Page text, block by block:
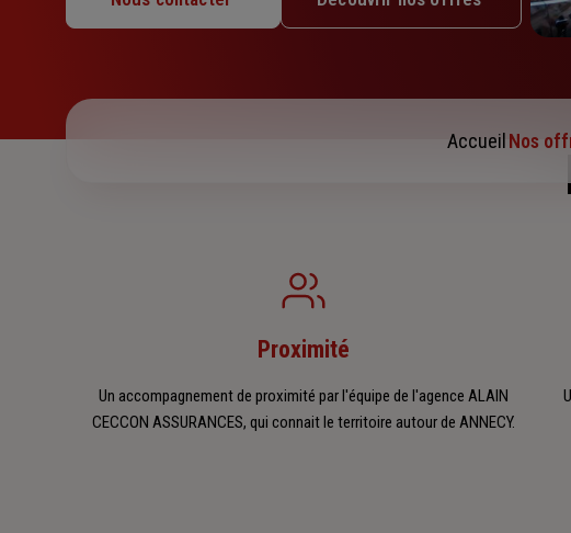
Mercredi : 09h – 12h30 / 14h – 17h30
Jeudi : 09h – 12h / 14h – 17h30
Accueil Nos
Proximité
Un accompagnement de proximité par l'équipe de l'agence ALAIN
CECCON ASSURANCES, qui connait le territoire autour de ANNECY.